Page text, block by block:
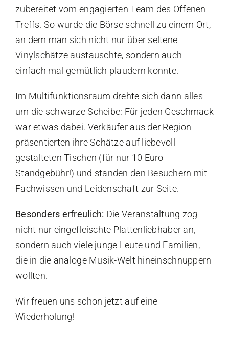
zubereitet vom engagierten Team des Offenen
Treffs. So wurde die Börse schnell zu einem Ort,
an dem man sich nicht nur über seltene
Vinylschätze austauschte, sondern auch
einfach mal gemütlich plaudern konnte.
Im Multifunktionsraum drehte sich dann alles
um die schwarze Scheibe: Für jeden Geschmack
war etwas dabei. Verkäufer aus der Region
präsentierten ihre Schätze auf liebevoll
gestalteten Tischen (für nur 10 Euro
Standgebühr!) und standen den Besuchern mit
Fachwissen und Leidenschaft zur Seite.
Besonders erfreulich: Die Veranstaltung zog
nicht nur eingefleischte Plattenliebhaber an,
sondern auch viele junge Leute und Familien,
die in die analoge Musik-Welt hineinschnuppern
wollten.
Wir freuen uns schon jetzt auf eine
Wiederholung!